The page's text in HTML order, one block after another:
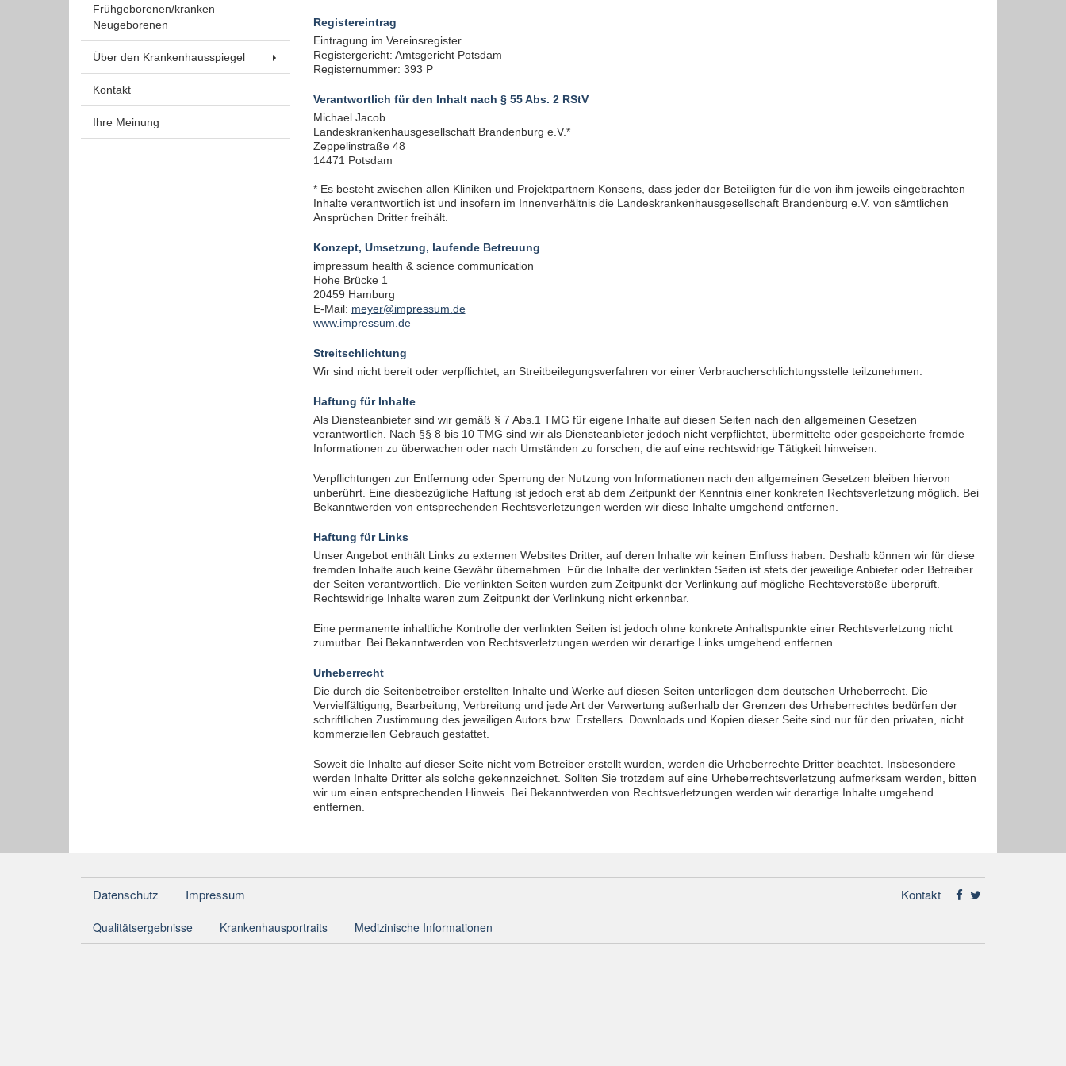
Frühgeborenen/kranken
Neugeborenen
Über den Krankenhausspiegel
Kontakt
Ihre Meinung
Registereintrag
Eintragung im Vereinsregister
Registergericht: Amtsgericht Potsdam
Registernummer: 393 P
Verantwortlich für den Inhalt nach § 55 Abs. 2 RStV
Michael Jacob
Landeskrankenhausgesellschaft Brandenburg e.V.*
Zeppelinstraße 48
14471 Potsdam
* Es besteht zwischen allen Kliniken und Projektpartnern Konsens, dass jeder der Beteiligten für die von ihm jeweils eingebrachten
Inhalte verantwortlich ist und insofern im Innenverhältnis die Landeskrankenhausgesellschaft Brandenburg e.V. von sämtlichen
Ansprüchen Dritter freihält.
Konzept, Umsetzung, laufende Betreuung
impressum health & science communication
Hohe Brücke 1
20459 Hamburg
E-Mail: meyer@impressum.de
www.impressum.de
Streitschlichtung
Wir sind nicht bereit oder verpflichtet, an Streitbeilegungsverfahren vor einer Verbraucherschlichtungsstelle teilzunehmen.
Haftung für Inhalte
Als Diensteanbieter sind wir gemäß § 7 Abs.1 TMG für eigene Inhalte auf diesen Seiten nach den allgemeinen Gesetzen
verantwortlich. Nach §§ 8 bis 10 TMG sind wir als Diensteanbieter jedoch nicht verpflichtet, übermittelte oder gespeicherte fremde
Informationen zu überwachen oder nach Umständen zu forschen, die auf eine rechtswidrige Tätigkeit hinweisen.
Verpflichtungen zur Entfernung oder Sperrung der Nutzung von Informationen nach den allgemeinen Gesetzen bleiben hiervon
unberührt. Eine diesbezügliche Haftung ist jedoch erst ab dem Zeitpunkt der Kenntnis einer konkreten Rechtsverletzung möglich. Bei
Bekanntwerden von entsprechenden Rechtsverletzungen werden wir diese Inhalte umgehend entfernen.
Haftung für Links
Unser Angebot enthält Links zu externen Websites Dritter, auf deren Inhalte wir keinen Einfluss haben. Deshalb können wir für diese
fremden Inhalte auch keine Gewähr übernehmen. Für die Inhalte der verlinkten Seiten ist stets der jeweilige Anbieter oder Betreiber
der Seiten verantwortlich. Die verlinkten Seiten wurden zum Zeitpunkt der Verlinkung auf mögliche Rechtsverstöße überprüft.
Rechtswidrige Inhalte waren zum Zeitpunkt der Verlinkung nicht erkennbar.
Eine permanente inhaltliche Kontrolle der verlinkten Seiten ist jedoch ohne konkrete Anhaltspunkte einer Rechtsverletzung nicht
zumutbar. Bei Bekanntwerden von Rechtsverletzungen werden wir derartige Links umgehend entfernen.
Urheberrecht
Die durch die Seitenbetreiber erstellten Inhalte und Werke auf diesen Seiten unterliegen dem deutschen Urheberrecht. Die
Vervielfältigung, Bearbeitung, Verbreitung und jede Art der Verwertung außerhalb der Grenzen des Urheberrechtes bedürfen der
schriftlichen Zustimmung des jeweiligen Autors bzw. Erstellers. Downloads und Kopien dieser Seite sind nur für den privaten, nicht
kommerziellen Gebrauch gestattet.
Soweit die Inhalte auf dieser Seite nicht vom Betreiber erstellt wurden, werden die Urheberrechte Dritter beachtet. Insbesondere
werden Inhalte Dritter als solche gekennzeichnet. Sollten Sie trotzdem auf eine Urheberrechtsverletzung aufmerksam werden, bitten
wir um einen entsprechenden Hinweis. Bei Bekanntwerden von Rechtsverletzungen werden wir derartige Inhalte umgehend
entfernen.
Datenschutz Impressum Kontakt
Qualitätsergebnisse Krankenhausportraits Medizinische Informationen
Funktionen und sind für die einwandfreie Funktion
Einverständnis-Cookie
cookie_consent
Um Inhalte von Videoplattformen und Social Media